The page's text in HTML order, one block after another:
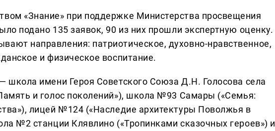
«Знание» при поддержке Министерства просвещения
подано 135 заявок, 90 из них прошли экспертную оценку.
направления: патриотическое, духовно-нравственное,
и физическое воспитание.
школа имени Героя Советского Союза Д.Н. Голосова села
и голос поколений»), школа №93 Самары («Семья:
лицей №124 («Наследие архитектуры Поволжья в
№2 станции Клявлино («Тропинками сказочных героев») и